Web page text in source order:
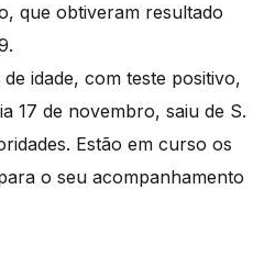
que obtiveram resultado
idade, com teste positivo,
17 de novembro, saiu de S.
Estão em curso os
o seu acompanhamento